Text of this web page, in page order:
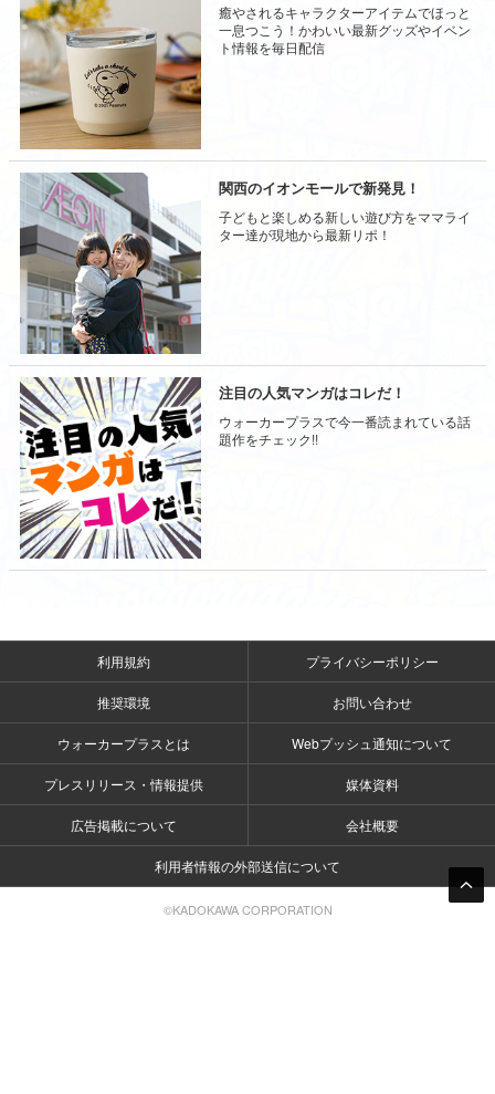
癒やされるキャラクターアイテムでほっと
一息つこう！かわいい最新グッズやイベン
ト情報を毎日配信
関西のイオンモールで新発見！
子どもと楽しめる新しい遊び方をママライ
ター達が現地から最新リポ！
注目の人気マンガはコレだ！
ウォーカープラスで今一番読まれている話
題作をチェック!!
利用規約 プライバシーポリシー
推奨環境 お問い合わせ
ウォーカープラスとは Webプッシュ通知について
プレスリリース・情報提供 媒体資料
広告掲載について 会社概要
利用者情報の外部送信について
©KADOKAWA CORPORATION